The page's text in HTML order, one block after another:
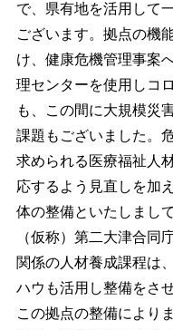
で、県有地を活用して
ございます。拠点の機
け、健康危機管理事案
理センターを使用しコ
も、この間に大規模災
課題もございました。
求められる医療福祉人
応するよう見直しを加
体の整備といたしまし
（仮称）第二大津合同
関係の人材養成課程は
ハウも活用し整備をさ
この拠点の整備により